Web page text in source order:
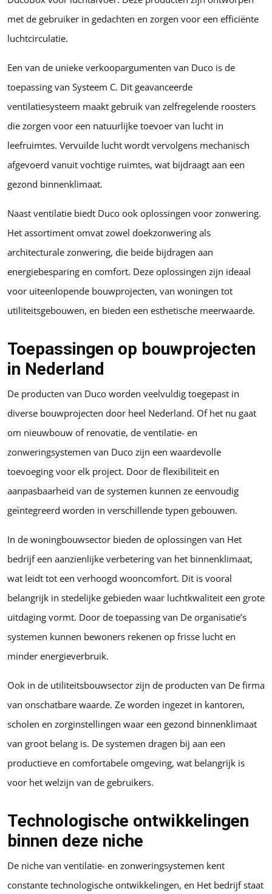
met de gebruiker in gedachten en zorgen voor een efficiënte
luchtcirculatie.
Een van de unieke verkoopargumenten van Duco is de
toepassing van Systeem C. Dit geavanceerde
ventilatiesysteem maakt gebruik van zelfregelende roosters
die zorgen voor een natuurlijke toevoer van lucht in
leefruimtes. Vervuilde lucht wordt vervolgens mechanisch
afgevoerd vanuit vochtige ruimtes, wat bijdraagt aan een
gezond binnenklimaat.
Naast ventilatie biedt Duco ook oplossingen voor zonwering.
Het assortiment omvat zowel doekzonwering als
architecturale zonwering, die beide bijdragen aan
energiebesparing en comfort. Deze oplossingen zijn ideaal
voor uiteenlopende bouwprojecten, van woningen tot
utiliteitsgebouwen, en bieden een esthetische meerwaarde.
Toepassingen op bouwprojecten
in Nederland
De producten van Duco worden veelvuldig toegepast in
diverse bouwprojecten door heel Nederland. Of het nu gaat
om nieuwbouw of renovatie, de ventilatie- en
zonweringsystemen van Duco zijn een waardevolle
toevoeging voor elk project. Door de flexibiliteit en
aanpasbaarheid van de systemen kunnen ze eenvoudig
geïntegreerd worden in verschillende typen gebouwen.
In de woningbouwsector bieden de oplossingen van Het
bedrijf een aanzienlijke verbetering van het binnenklimaat,
wat leidt tot een verhoogd wooncomfort. Dit is vooral
belangrijk in stedelijke gebieden waar luchtkwaliteit een grote
uitdaging vormt. Door de toepassing van De organisatie’s
systemen kunnen bewoners rekenen op frisse lucht en
minder energieverbruik.
Ook in de utiliteitsbouwsector zijn de producten van De firma
van onschatbare waarde. Ze worden ingezet in kantoren,
scholen en zorginstellingen waar een gezond binnenklimaat
van groot belang is. De systemen dragen bij aan een
productieve en comfortabele omgeving, wat belangrijk is
voor het welzijn van de gebruikers.
Technologische ontwikkelingen
binnen deze niche
De niche van ventilatie- en zonweringsystemen kent
constante technologische ontwikkelingen, en Het bedrijf staat